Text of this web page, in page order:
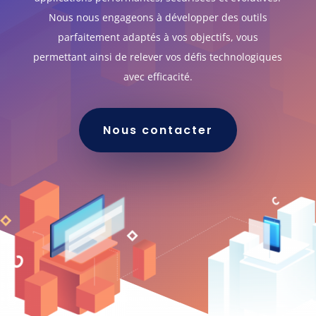
Nous nous engageons à développer des outils
parfaitement adaptés à vos objectifs, vous
permettant ainsi de relever vos défis technologiques
avec efficacité.
Nous contacter